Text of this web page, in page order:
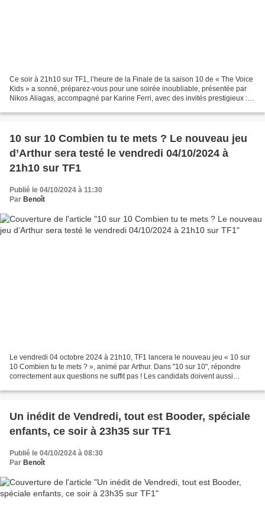
Ce soir à 21h10 sur TF1, l’heure de la Finale de la saison 10 de « The Voice
Kids » a sonné, préparez-vous pour une soirée inoubliable, présentée par
Nikos Aliagas, accompagné par Karine Ferri, avec des invités prestigieux :
10 sur 10 Combien tu te mets ? Le nouveau jeu
d’Arthur sera testé le vendredi 04/10/2024 à
21h10 sur TF1
Publié le 04/10/2024 à 11:30
Par Benoît
Le vendredi 04 octobre 2024 à 21h10, TF1 lancera le nouveau jeu « 10 sur
10 Combien tu te mets ? », animé par Arthur. Dans "10 sur 10", répondre
correctement aux questions ne suffit pas ! Les candidats doivent aussi
Un inédit de Vendredi, tout est Booder, spéciale
enfants, ce soir à 23h35 sur TF1
Publié le 04/10/2024 à 08:30
Par Benoît